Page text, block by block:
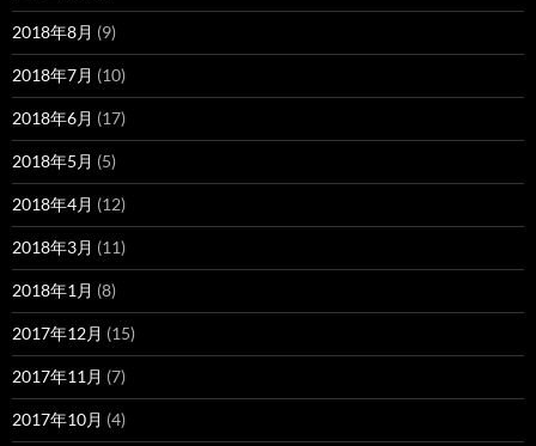
2018年8月 (9)
2018年7月 (10)
2018年6月 (17)
2018年5月 (5)
2018年4月 (12)
2018年3月 (11)
2018年1月 (8)
2017年12月 (15)
2017年11月 (7)
2017年10月 (4)